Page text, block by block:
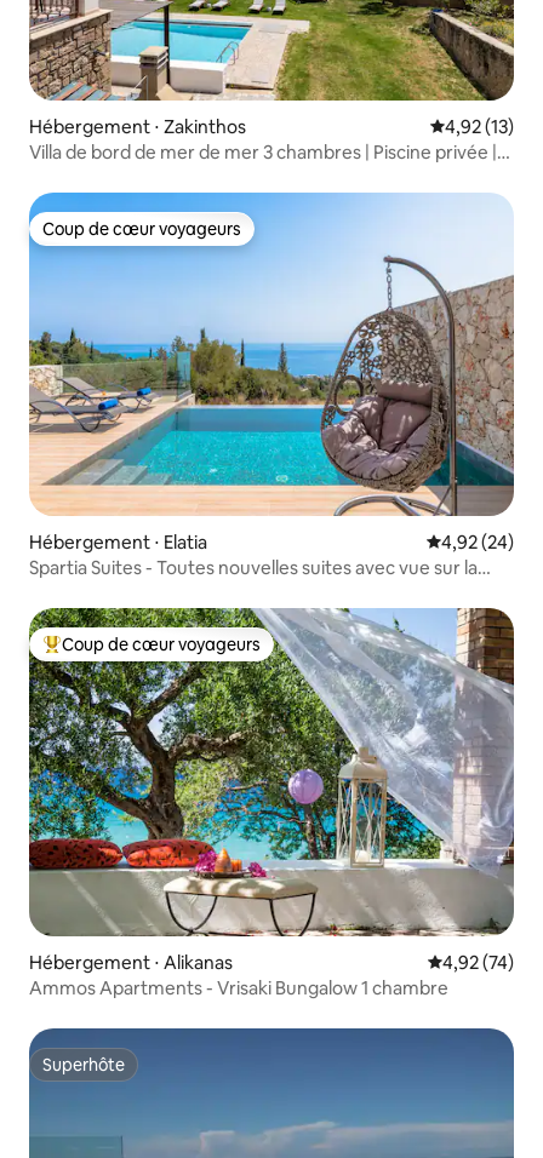
Hébergement ⋅ Zakinthos Évaluation
4,92 (13)
Villa de bord de mer de mer 3 chambres | Piscine privée |
Coup de cœur voyageurs
Coup de cœur voyageurs
Hébergement ⋅ Elatia Évaluation
4,92 (24)
Spartia Suites - Toutes nouvelles suites avec vue sur la
Coups de cœur voyageurs les plus appréciés
Coup de cœur voyageurs
Hébergement ⋅ Alikanas Évaluation
4,92 (74)
Ammos Apartments - Vrisaki Bungalow 1 chambre
Superhôte
Superhôte